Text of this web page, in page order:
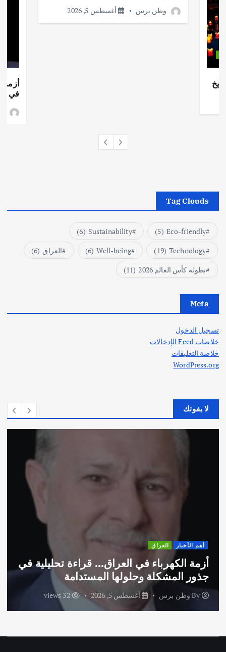
وطن برس أغسطس 5, 2026
أزمة
في
Tag Clouds
Eco-friendly
(5)
Sustainability
(6)
Technology
(19)
Well-being
(6) العراق (6)
بطولة كأس العالم 2026
(11)
Meta
تسجيل الدخول
خلاصات Feed الإدخالات
خلاصة التعليقات
WordPress.org
لا يفوتك
تحليلية في
اختتام ورشة السينوغرافيا في
الاماراتية
By وطن برس أغسطس 3, 2026